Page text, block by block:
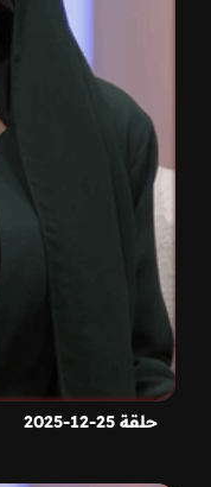
حلقة 25-12-2025